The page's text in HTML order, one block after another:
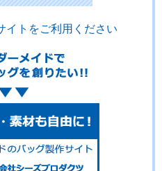
イトをご利用ください